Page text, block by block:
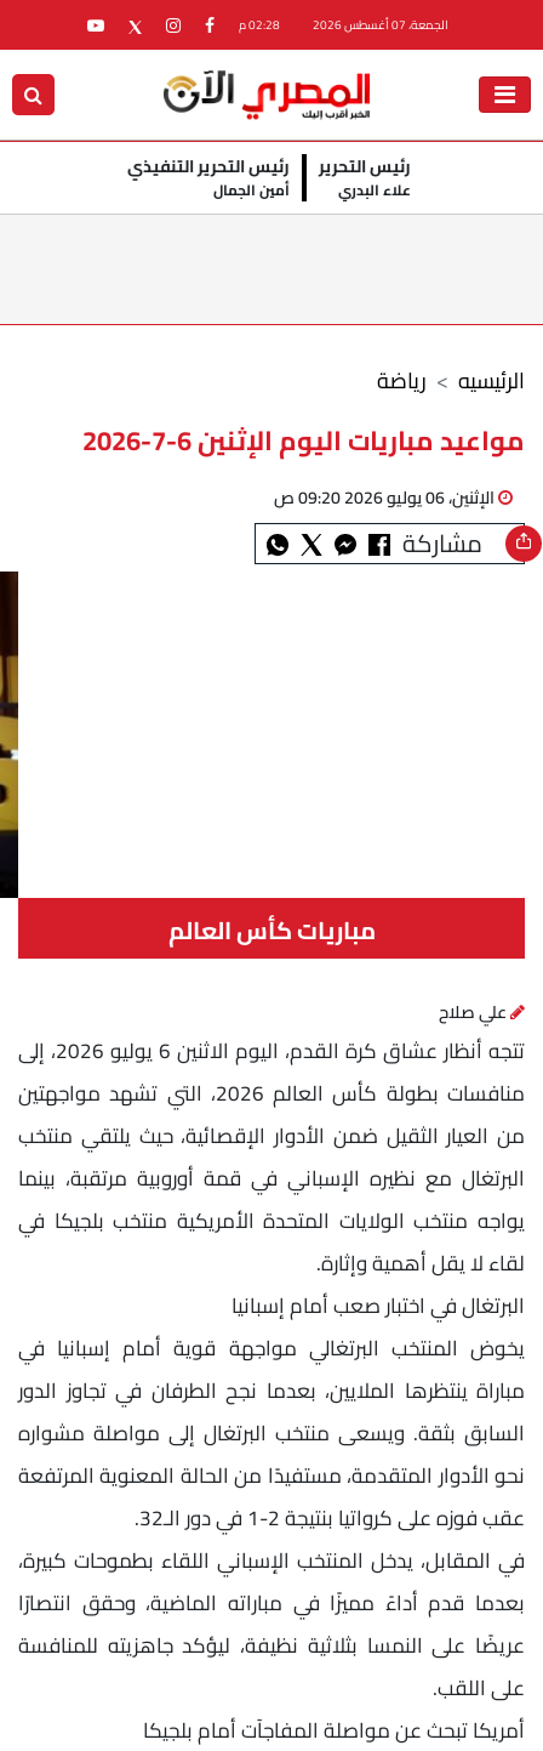
الجمعة، 07 أغسطس 2026 02:28 م
رئيس التحرير
علاء البدري
رئيس التحرير التنفيذي
أمين الجمال
رياضة الرئيسيه
مواعيد مباريات اليوم الإثنين 6-7-2026
الإثنين، 06 يوليو 2026 09:20 ص
مشاركة
مباريات كأس العالم
علي صلاح
تتجه أنظار عشاق كرة القدم، اليوم الاثنين 6 يوليو 2026، إلى
منافسات بطولة كأس العالم 2026، التي تشهد مواجهتين
من العيار الثقيل ضمن الأدوار الإقصائية، حيث يلتقي منتخب
البرتغال مع نظيره الإسباني في قمة أوروبية مرتقبة، بينما
يواجه منتخب الولايات المتحدة الأمريكية منتخب بلجيكا في
لقاء لا يقل أهمية وإثارة.
البرتغال في اختبار صعب أمام إسبانيا
يخوض المنتخب البرتغالي مواجهة قوية أمام إسبانيا في
مباراة ينتظرها الملايين، بعدما نجح الطرفان في تجاوز الدور
السابق بثقة. ويسعى منتخب البرتغال إلى مواصلة مشواره
نحو الأدوار المتقدمة، مستفيدًا من الحالة المعنوية المرتفعة
عقب فوزه على كرواتيا بنتيجة 2-1 في دور الـ32.
في المقابل، يدخل المنتخب الإسباني اللقاء بطموحات كبيرة،
بعدما قدم أداءً مميزًا في مباراته الماضية، وحقق انتصارًا
عريضًا على النمسا بثلاثية نظيفة، ليؤكد جاهزيته للمنافسة
على اللقب.
أمريكا تبحث عن مواصلة المفاجآت أمام بلجيكا